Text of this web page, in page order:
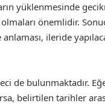
yüklenmesinde
önemlidir.
ileride
de bulunmaktadır.
belirtilen tarihler